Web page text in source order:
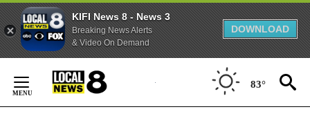
KIFI News 8 - News 3
Breaking News Alerts
& Video On Demand
DOWNLOAD
Content
83°